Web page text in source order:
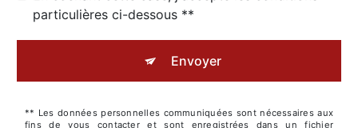
particulières ci-dessous **
Envoyer
** Les données personnelles communiquées sont nécessaires aux
fins de vous contacter et sont enregistrées dans un fichier